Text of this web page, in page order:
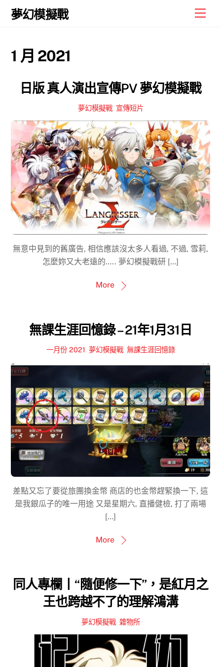
Skip
夢幻模擬戰
1 月 2021
日版 真人演出宣傳PV 夢幻模擬戰
夢幻模擬戰, 宣傳短片
無意中見到的舊廣告, 相信應該沒太多人看過, 不過, 雪莉,
怎麼妳又大老遠的….. 夢幻模擬戰研 […]
More
無課生涯回憶錄 – 21年1月31日
一月份 2021 夢幻模擬戰, 無課生涯回憶錄
差點又忘了要從旅團換金幣 商店的也金幣趕緊換一下, 這
是我銀瓜子的唯一用途 又是星期六, 直播健檢, 打了兩場
[…]
More
同人專欄丨“隨便修一下”，是紅月之
王也跨越不了的理解鴻溝
夢幻模擬戰, 雜物所